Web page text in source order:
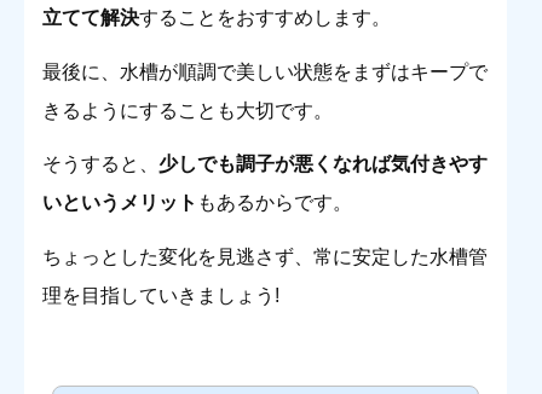
立てて解決することをおすすめします。
最後に、水槽が順調で美しい状態をまずはキープで
きるようにすることも大切です。
そうすると、 少しでも調子が悪くなれば気付きやす
いというメリット もあるからです。
ちょっとした変化を見逃さず、常に安定した水槽管
理を目指していきましょう!